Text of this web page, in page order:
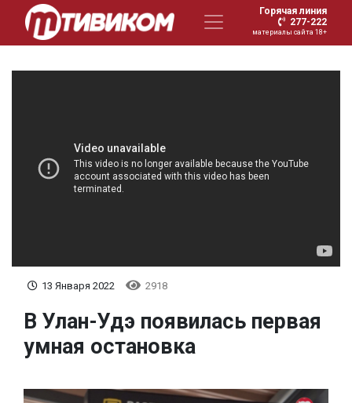
Горячая линия
277-222
материалы сайта 18+
13 Января 2022 2918
В Улан-Удэ появилась первая
умная остановка